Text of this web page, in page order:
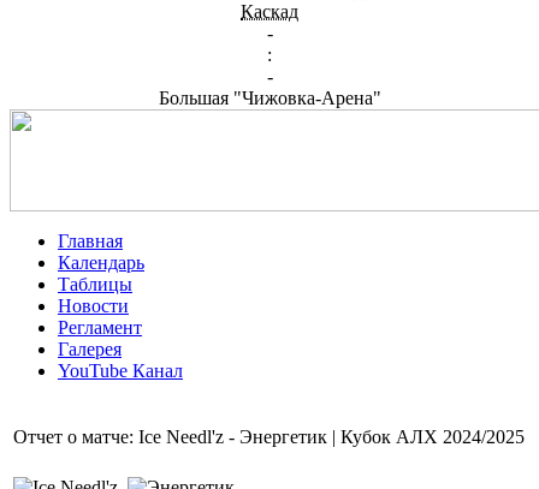
Каскад
-
:
-
Большая "Чижовка-Арена"
Главная
Календарь
Таблицы
Новости
Регламент
Галерея
YouTube Канал
Отчет о матче: Ice Needl'z - Энергетик | Кубок АЛХ 2024/2025